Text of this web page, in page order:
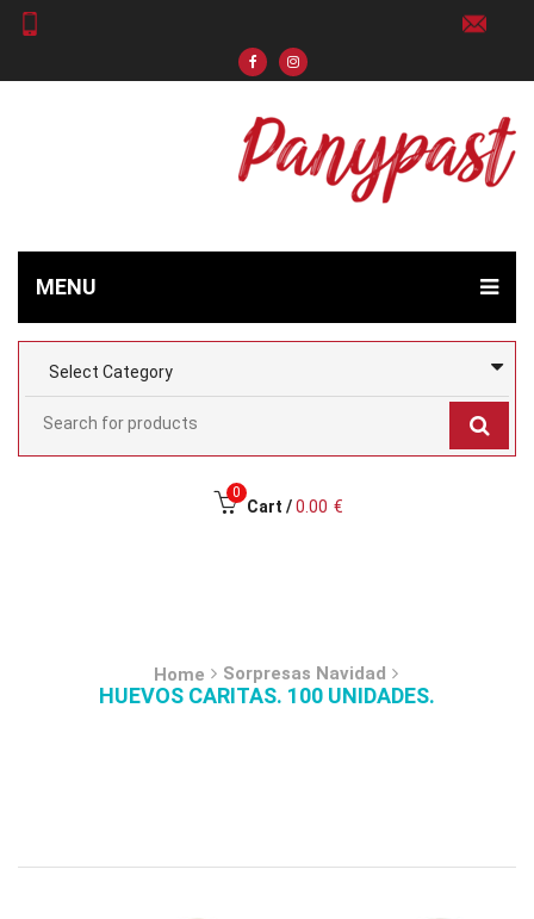
MENU
0
Cart / 0.00 €
Home Sorpresas Navidad
HUEVOS CARITAS. 100 UNIDADES.